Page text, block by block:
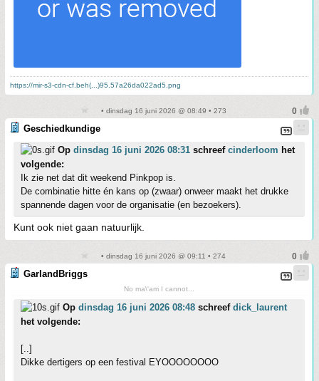
https://mir-s3-cdn-cf.beh(...)95.57a26da022ad5.png
• dinsdag 16 juni 2026 @ 08:49 • 273
Geschiedkundige
Op dinsdag 16 juni 2026 08:31 schreef cinderloom het
volgende:
Ik zie net dat dit weekend Pinkpop is.
De combinatie hitte én kans op (zwaar) onweer maakt het drukke
spannende dagen voor de organisatie (en bezoekers).
Kunt ook niet gaan natuurlijk.
• dinsdag 16 juni 2026 @ 09:11 • 274
GarlandBriggs
No ma\'am I cannot...
Op dinsdag 16 juni 2026 08:48 schreef dick_laurent
het volgende:
[..]
Dikke dertigers op een festival EYOOOOOOOO